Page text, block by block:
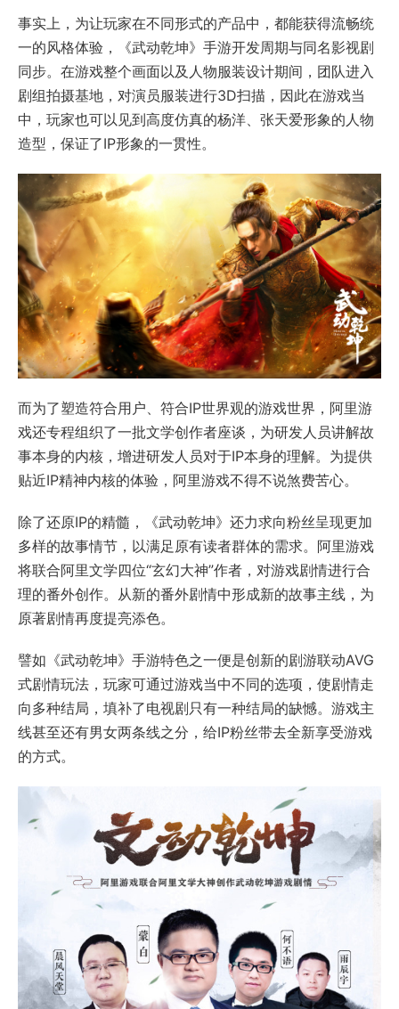
事实上，为让玩家在不同形式的产品中，都能获得流畅统
一的风格体验，《武动乾坤》手游开发周期与同名影视剧
同步。在游戏整个画面以及人物服装设计期间，团队进入
剧组拍摄基地，对演员服装进行3D扫描，因此在游戏当
中，玩家也可以见到高度仿真的杨洋、张天爱形象的人物
造型，保证了IP形象的一贯性。
而为了塑造符合用户、符合IP世界观的游戏世界，阿里游
戏还专程组织了一批文学创作者座谈，为研发人员讲解故
事本身的内核，增进研发人员对于IP本身的理解。为提供
贴近IP精神内核的体验，阿里游戏不得不说煞费苦心。
除了还原IP的精髓，《武动乾坤》还力求向粉丝呈现更加
多样的故事情节，以满足原有读者群体的需求。阿里游戏
将联合阿里文学四位“玄幻大神”作者，对游戏剧情进行合
理的番外创作。从新的番外剧情中形成新的故事主线，为
原著剧情再度提亮添色。
譬如《武动乾坤》手游特色之一便是创新的剧游联动AVG
式剧情玩法，玩家可通过游戏当中不同的选项，使剧情走
向多种结局，填补了电视剧只有一种结局的缺憾。游戏主
线甚至还有男女两条线之分，给IP粉丝带去全新享受游戏
的方式。